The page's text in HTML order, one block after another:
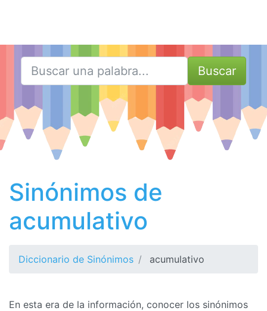
Buscar
Sinónimos de
acumulativo
Diccionario de Sinónimos acumulativo
En esta era de la información, conocer los sinónimos